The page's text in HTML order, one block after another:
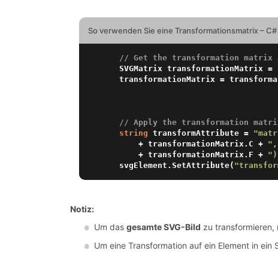
So verwenden Sie eine Transformationsmatrix – C#
// Get the transformation matrix
transformationMatrix =
// Apply the transformation
string transformAttribute =
        + transformationMatrix.C +
        + transformationMatrix.F +
    svgElement.SetAttribute(
Notiz:
Um das gesamte SVG-Bild zu transformieren,
Um eine Transformation auf ein Element in